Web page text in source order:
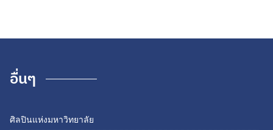
อื่นๆ
ศิลปินแห่งมหาวิทยาลัย